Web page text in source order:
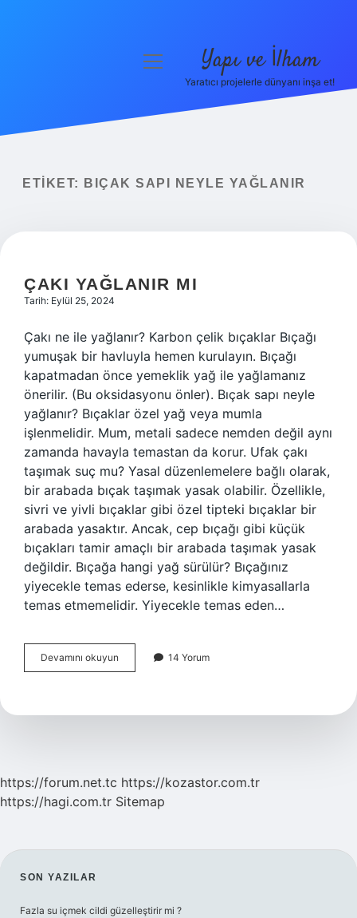
Yasal Uyarı
menüyü
Yapı ve İlham
Yaratıcı projelerle dünyanı inşa et!
ETIKET: BIÇAK SAPI NEYLE YAĞLANIR
ÇAKI YAĞLANIR MI
Tarih: Eylül 25, 2024
Çakı ne ile yağlanır? Karbon çelik bıçaklar Bıçağı
yumuşak bir havluyla hemen kurulayın. Bıçağı
kapatmadan önce yemeklik yağ ile yağlamanız
önerilir. (Bu oksidasyonu önler). Bıçak sapı neyle
yağlanır? Bıçaklar özel yağ veya mumla
işlenmelidir. Mum, metali sadece nemden değil aynı
zamanda havayla temastan da korur. Ufak çakı
taşımak suç mu? Yasal düzenlemelere bağlı olarak,
bir arabada bıçak taşımak yasak olabilir. Özellikle,
sivri ve yivli bıçaklar gibi özel tipteki bıçaklar bir
arabada yasaktır. Ancak, cep bıçağı gibi küçük
bıçakları tamir amaçlı bir arabada taşımak yasak
değildir. Bıçağa hangi yağ sürülür? Bıçağınız
yiyecekle temas ederse, kesinlikle kimyasallarla
temas etmemelidir. Yiyecekle temas eden…
Devamını okuyun
Yağlanır
14 Yorum
https://forum.net.tc https://kozastor.com.tr
https://hagi.com.tr Sitemap
SIDEBAR
SON YAZILAR
Fazla su içmek cildi güzelleştirir mi ?